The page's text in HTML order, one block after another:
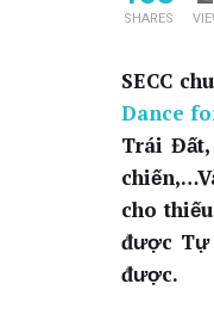
SHARES
SECC
Dance
Trái
cho
được Tự
được.